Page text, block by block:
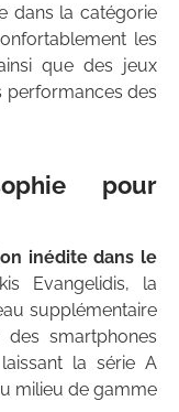
dans la catégorie
les
que des jeux
performances des
pour
inédite dans le
Evangelidis, la
supplémentaire
smartphones
la série A
milieu de gamme